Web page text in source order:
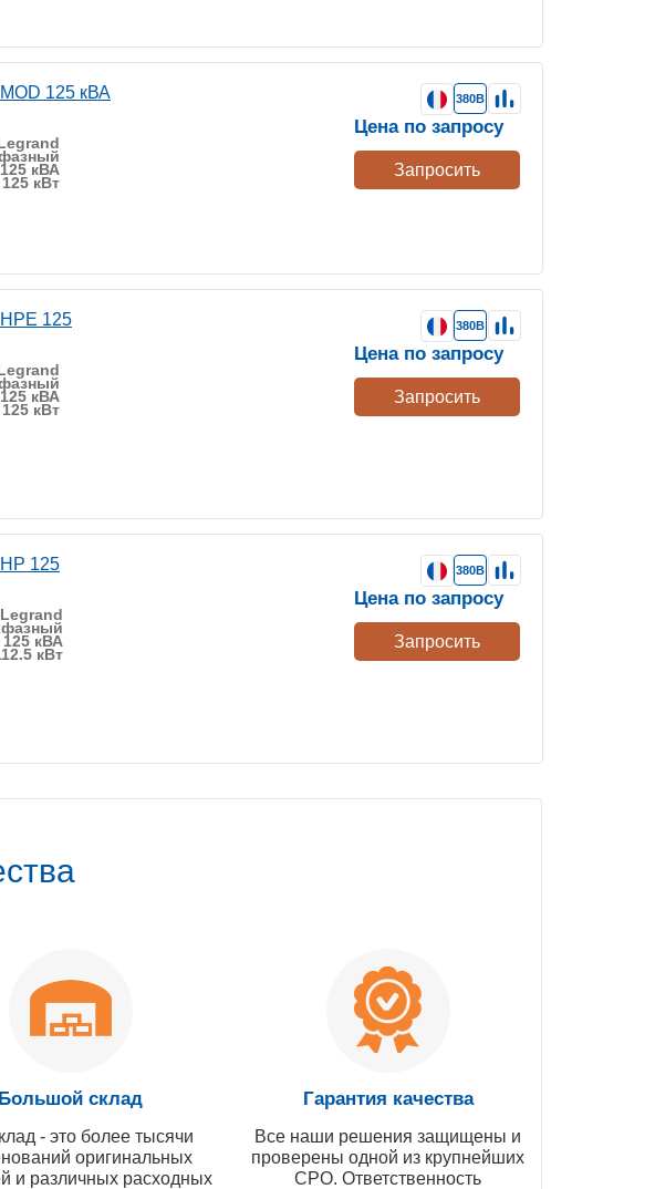
125 кВА
125 кВА
125 кВт
380В
Цена по запросу
Запросить
125
125 кВА
125 кВт
380В
Цена по запросу
Запросить
125
Legrand
125 кВА
кВт
380В
Цена по запросу
Запросить
Большой склад
- это более тысячи
оригинальных
и различных расходных
Гарантия качества
Все наши решения защищены и
проверены одной из крупнейших
СРО. Ответственность